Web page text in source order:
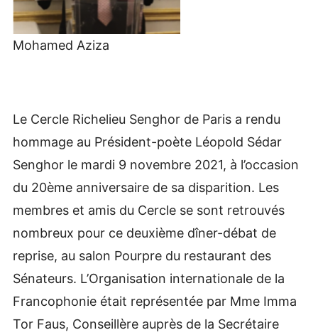
Mohamed Aziza
Le Cercle Richelieu Senghor de Paris a rendu
hommage au Président-poète Léopold Sédar
Senghor le mardi 9 novembre 2021, à l’occasion
du 20ème anniversaire de sa disparition. Les
membres et amis du Cercle se sont retrouvés
nombreux pour ce deuxième dîner-débat de
reprise, au salon Pourpre du restaurant des
Sénateurs. L’Organisation internationale de la
Francophonie était représentée par Mme Imma
Tor Faus, Conseillère auprès de la Secrétaire